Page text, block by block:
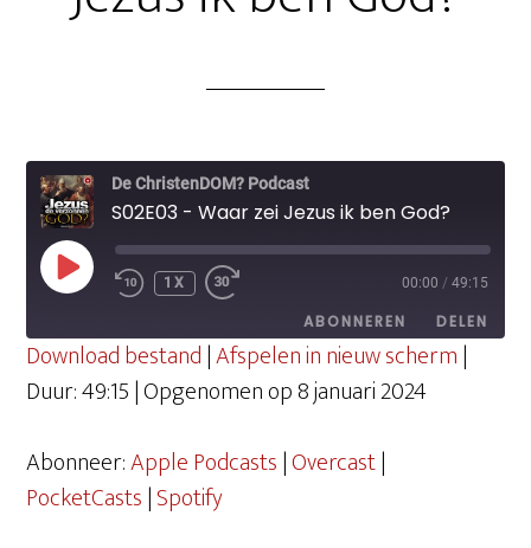
De ChristenDOM? Podcast
S02E03 - Waar zei Jezus ik ben God?
PLAY
EPISODE
1X 00:00 / 49:15
ABONNEREN DELEN
Apple Podcasts Overcast
RSS FEED
DELEN
LINK
Download bestand|Afspelen in nieuw scherm|
Duur: 49:15|Opgenomen op 8 januari 2024
Abonneer:Apple Podcasts|Overcast|
PocketCasts|Spotify